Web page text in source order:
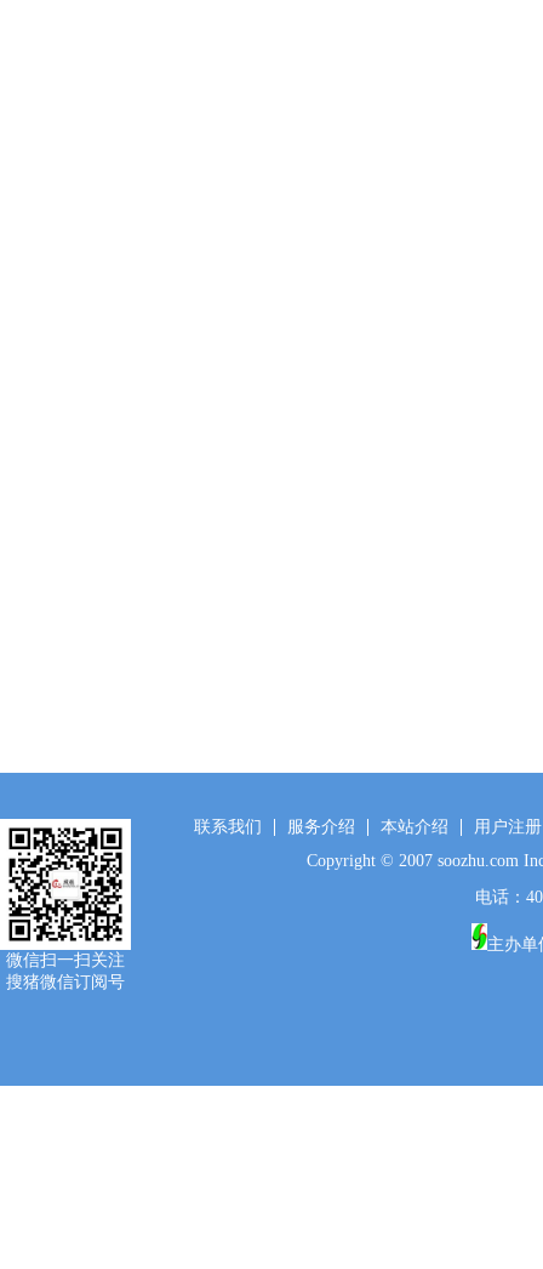
微信扫一扫关注
搜猪微信订阅号
联系我们 服务介绍 本站介绍
用户注册
Copyright © 2007 soozhu.com
电话：
主办单